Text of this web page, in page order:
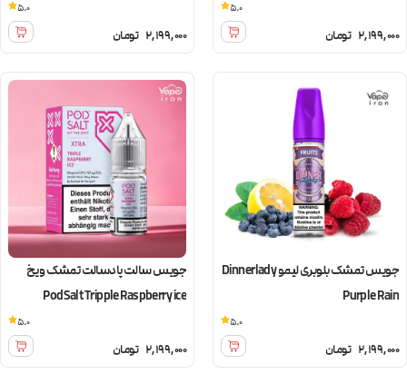
2,199,000 تومان
5.0
2,199,000 تومان
5.0
جویس تمشک بلوبری لیمو Dinnerlady
Purple Rain
2,199,000 تومان
5.0
جویس سالت پادسالت تمشک و یخ
PodSalt Tripple Raspberry ice
2,199,000 تومان
5.0